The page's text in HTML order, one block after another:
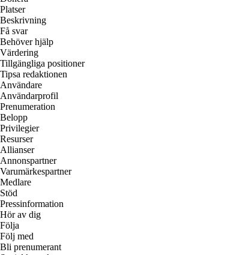
Platser
Beskrivning
Få svar
Behöver hjälp
Värdering
Tillgängliga positioner
Tipsa redaktionen
Användare
Användarprofil
Prenumeration
Belopp
Privilegier
Resurser
Allianser
Annonspartner
Varumärkespartner
Medlare
Stöd
Pressinformation
Hör av dig
Följa
Följ med
Bli prenumerant